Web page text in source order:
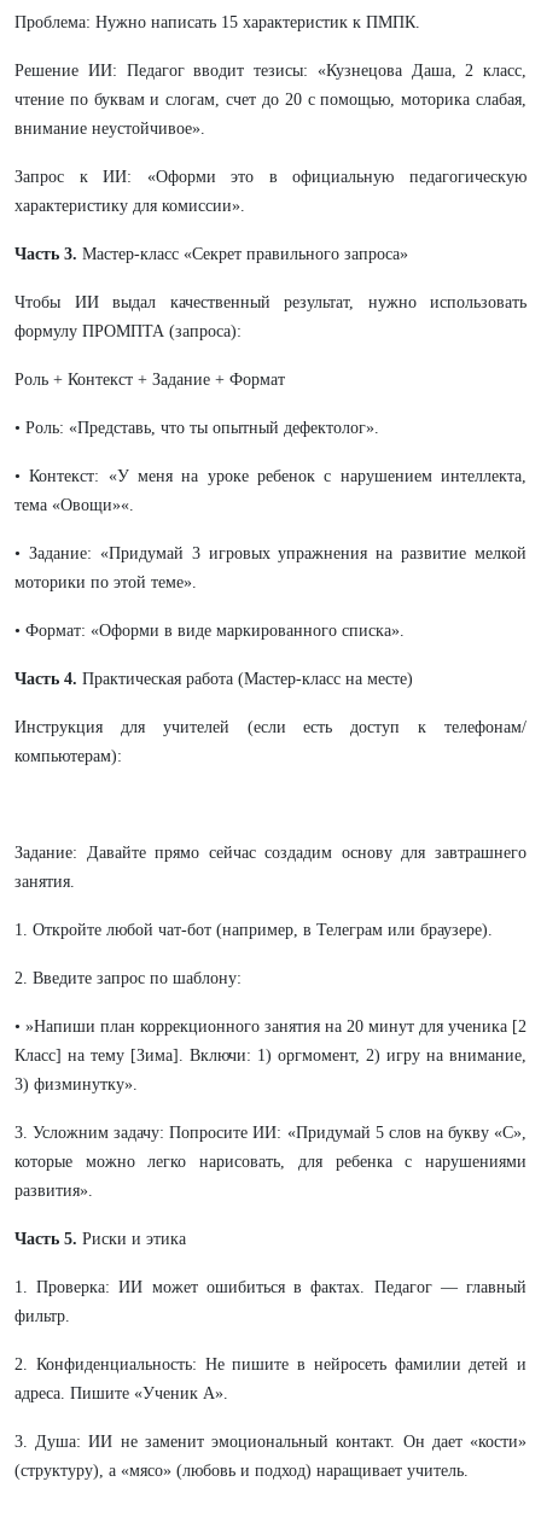
Проблема: Нужно написать 15 характеристик к ПМПК.
Решение ИИ: Педагог вводит тезисы: «Кузнецова Даша, 2 класс,
чтение по буквам и слогам, счет до 20 с помощью, моторика слабая,
внимание неустойчивое».
Запрос к ИИ: «Оформи это в официальную педагогическую
характеристику для комиссии».
Часть 3. Мастер-класс «Секрет правильного запроса»
Чтобы ИИ выдал качественный результат, нужно использовать
формулу ПРОМПТА (запроса):
Роль + Контекст + Задание + Формат
• Роль: «Представь, что ты опытный дефектолог».
• Контекст: «У меня на уроке ребенок с нарушением интеллекта,
тема «Овощи»«.
• Задание: «Придумай 3 игровых упражнения на развитие мелкой
моторики по этой теме».
• Формат: «Оформи в виде маркированного списка».
Часть 4. Практическая работа (Мастер-класс на месте)
Инструкция для учителей (если есть доступ к телефонам/
компьютерам):
Задание: Давайте прямо сейчас создадим основу для завтрашнего
занятия.
1. Откройте любой чат-бот (например, в Телеграм или браузере).
2. Введите запрос по шаблону:
• »Напиши план коррекционного занятия на 20 минут для ученика [2
Класс] на тему [Зима]. Включи: 1) оргмомент, 2) игру на внимание,
3) физминутку».
3. Усложним задачу: Попросите ИИ: «Придумай 5 слов на букву «С»,
которые можно легко нарисовать, для ребенка с нарушениями
развития».
Часть 5. Риски и этика
1. Проверка: ИИ может ошибиться в фактах. Педагог — главный
фильтр.
2. Конфиденциальность: Не пишите в нейросеть фамилии детей и
адреса. Пишите «Ученик А».
3. Душа: ИИ не заменит эмоциональный контакт. Он дает «кости»
(структуру), а «мясо» (любовь и подход) наращивает учитель.